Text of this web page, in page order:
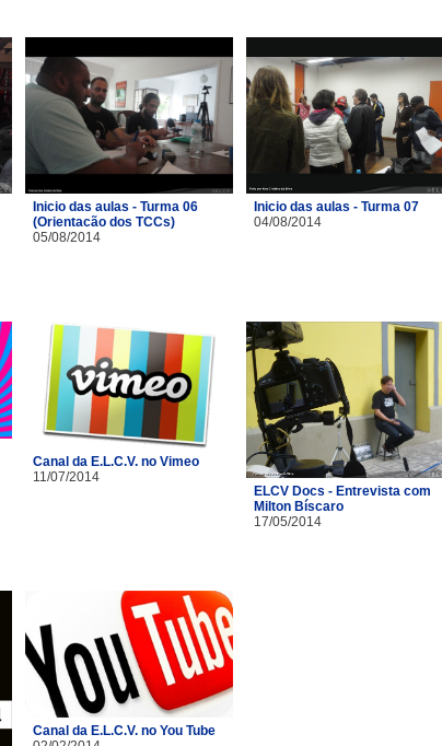
Inicio das aulas - Turma 06
(Orientacão dos TCCs)
05/08/2014
Inicio das aulas - Turma 07
04/08/2014
Canal da E.L.C.V. no Vimeo
11/07/2014
ELCV Docs - Entrevista com
Milton Bíscaro
17/05/2014
Canal da E.L.C.V. no You Tube